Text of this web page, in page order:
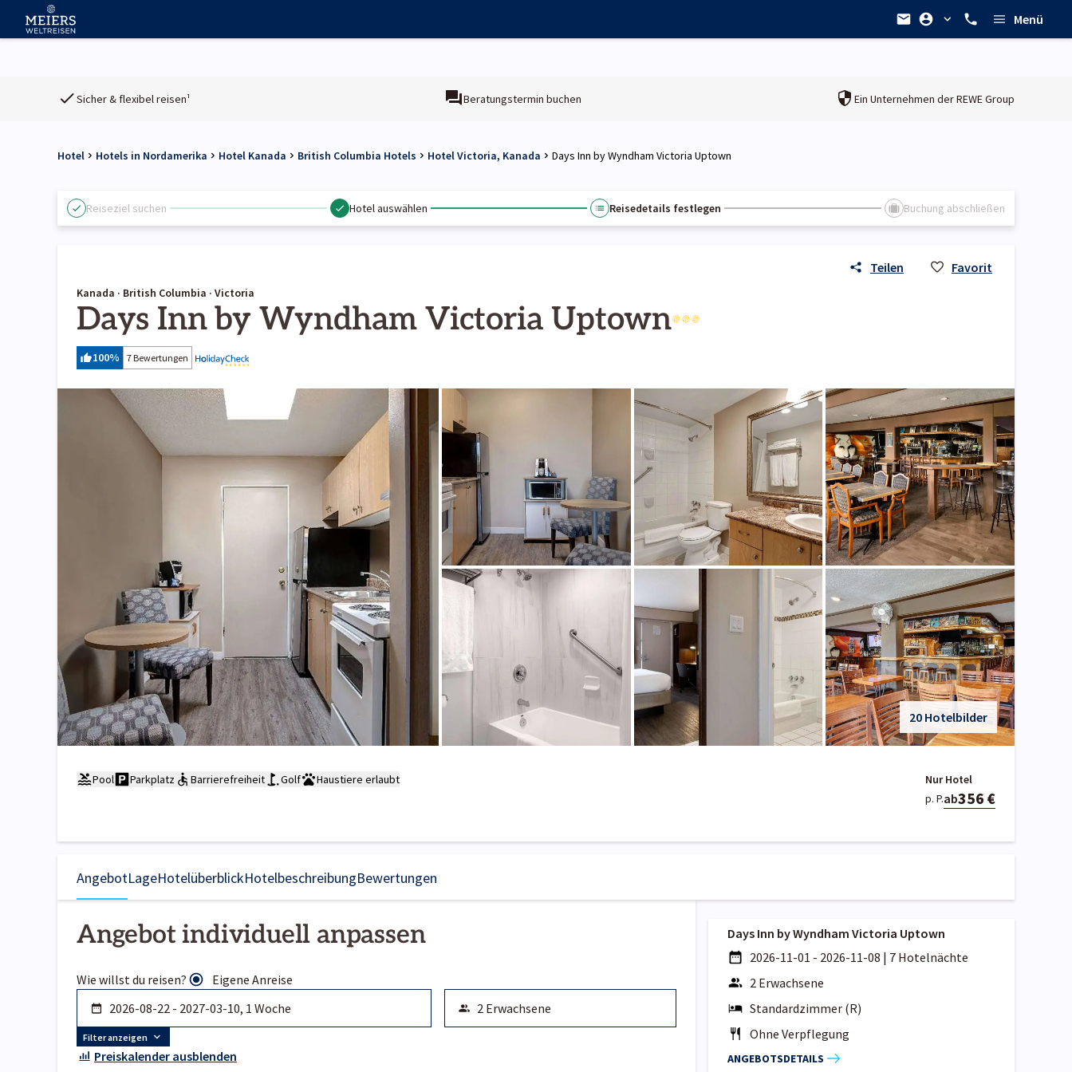
Menü
Sicher & flexibel reisen¹ Beratungstermin buchen Ein Unternehmen derREWE Group
Hotel Hotels in Nordamerika Hotel Kanada British Columbia Hotels Hotel Victoria, Kanada Days Inn by Wyndham Victoria Uptown
Reiseziel suchen Hotel auswählen Reisedetails festlegen Buchung abschließen
Teilen Favorit
Kanada · British Columbia · Victoria
Days Inn by Wyndham Victoria Uptown
100% 7 Bewertungen
20 Hotelbilder
Pool Parkplatz Barrierefreiheit Golf Haustiere erlaubt
Nur Hotel
p. P.ab356 €
AngebotLageHotelüberblickHotelbeschreibungBewertungen
Angebot individuell anpassen
Wie willst du reisen? Eigene Anreise
Filter anzeigen
Preiskalender ausblenden
Days Inn by Wyndham Victoria Uptown
2026-11-01 - 2026-11-08 | 7 Hotelnächte
2 Erwachsene
Standardzimmer (R)
Ohne Verpflegung
ANGEBOTSDETAILS